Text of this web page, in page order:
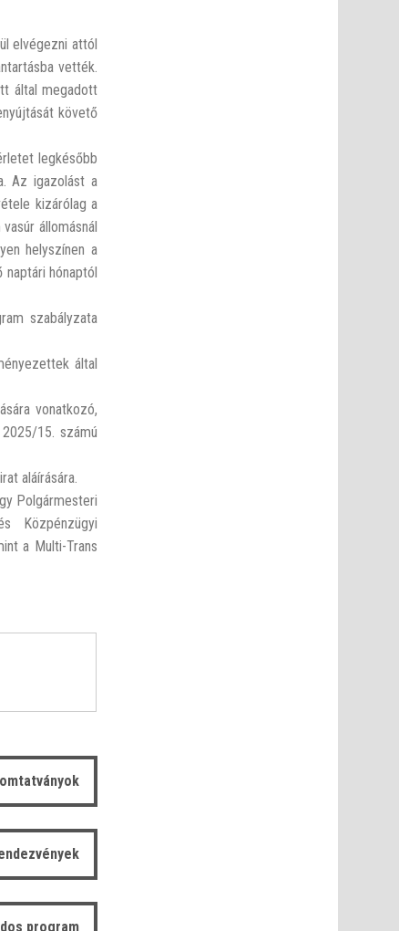
elvégezni attól
vették.
által megadott
követő
legkésőbb
Az igazolást a
kizárólag a
állomásnál
helyszínen a
hónaptól
szabályzata
által
vonatkozó,
15. számú
aláírására.
Polgármesteri
Közpénzügyi
a Multi-Trans
program